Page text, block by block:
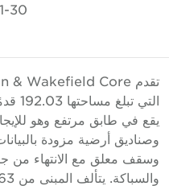
30
التي
يقع في طابق مرتفع وهو
وصناديق أرضية مزودة
وسقف معلق مع الانتهاء من جميع